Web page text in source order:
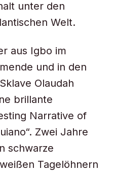
unter den
Welt.
aus Igbo im
und in den
Olaudah
brillante
Narrative of
Zwei Jahre
schwarze
Tagelöhnern